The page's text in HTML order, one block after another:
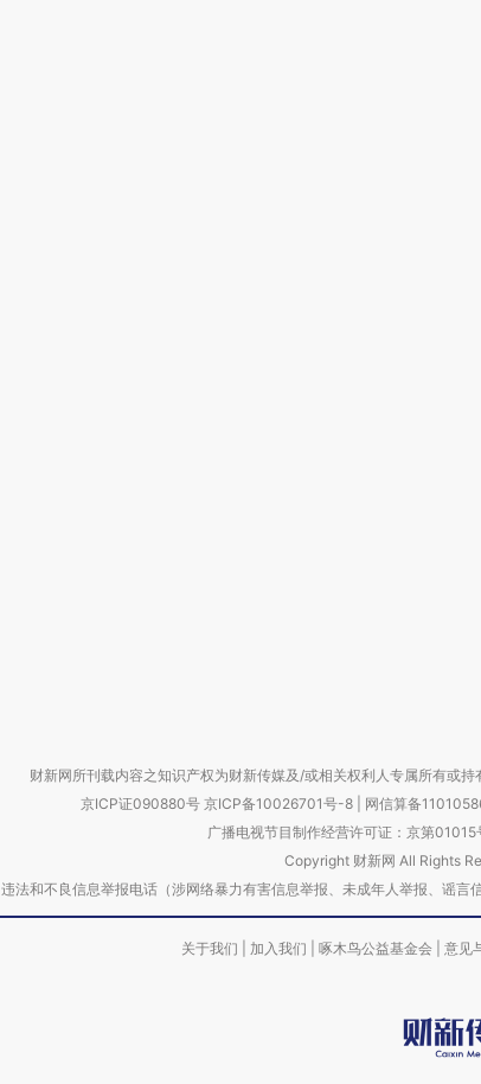
财新网所刊载内容之知识产权为财新传媒及/或相关权利人专属所有或
京ICP证090880号 京ICP备10026701号-8 网信算备
广播电视节目制作经营许可证：京第01015
Copyright 财新网 All Rights
违法和不良信息举报电话（涉网络暴力有害信息举报、未成年人举报、
关于我们 加入我们 啄木鸟公益基金会 意见